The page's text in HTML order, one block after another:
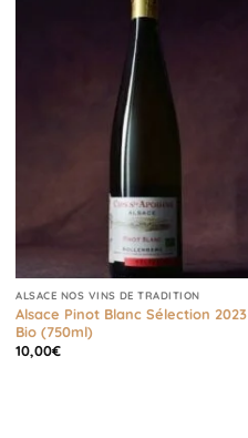
ALSACE NOS VINS DE TRADITION
Alsace Pinot Blanc Sélection 2023
Bio (750ml)
10,00€